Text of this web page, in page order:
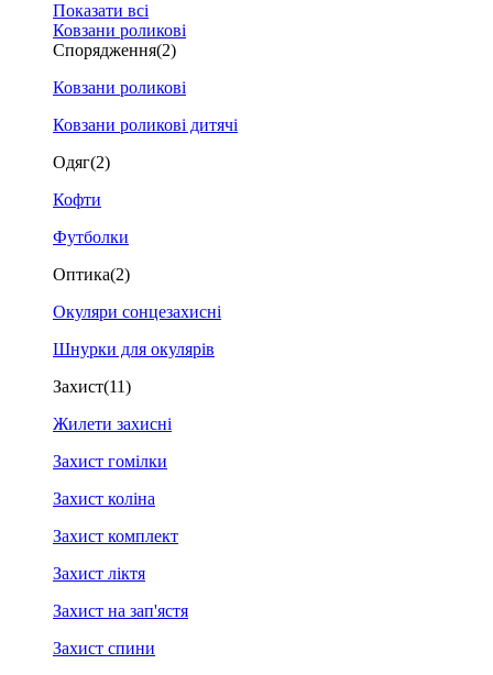
Показати всі
Ковзани роликові
Спорядження(2)
Ковзани роликові
Ковзани роликові дитячі
Одяг(2)
Кофти
Футболки
Оптика(2)
Окуляри сонцезахисні
Шнурки для окулярів
Захист(11)
Жилети захисні
Захист гомілки
Захист коліна
Захист комплект
Захист ліктя
Захист на зап'ястя
Захист спини